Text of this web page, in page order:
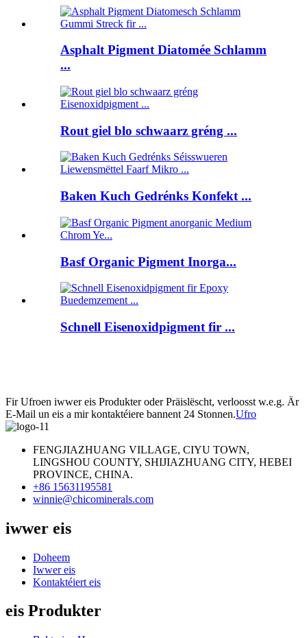
Asphalt Pigment Diatomée Schlamm
...
Rout giel blo schwaarz gréng ...
Baken Kuch Gedrénks Konfekt ...
Basf Organic Pigment Inorga...
Schnell Eisenoxidpigment fir ...
Fir Ufroen iwwer eis Produkter oder Präislëscht, verloosst w.e.g. Är
E-Mail un eis a mir kontaktéiere bannent 24 Stonnen.Ufro
FENGJIAZHUANG VILLAGE, CIYU TOWN,
LINGSHOU COUNTY, SHIJIAZHUANG CITY, HEBEI
PROVINCE, CHINA.
+86 15631195581
winnie@chicominerals.com
iwwer eis
Doheem
Iwwer eis
Kontaktéiert eis
eis Produkter